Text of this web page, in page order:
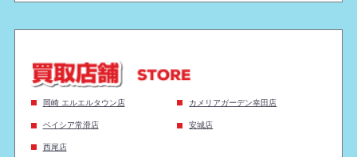
岡崎 エルエルタウン店 カメリアガーデン幸田店
ベイシア常滑店 安城店
西尾店